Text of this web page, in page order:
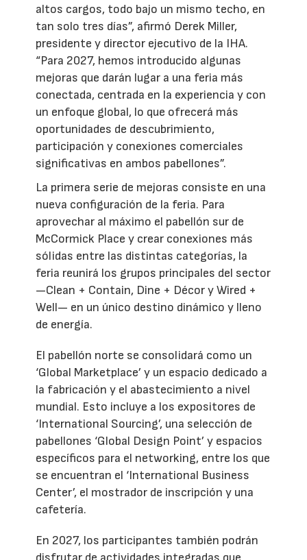
altos cargos, todo bajo un mismo techo, en
tan solo tres días”, afirmó Derek Miller,
presidente y director ejecutivo de la IHA.
“Para 2027, hemos introducido algunas
mejoras que darán lugar a una feria más
conectada, centrada en la experiencia y con
un enfoque global, lo que ofrecerá más
oportunidades de descubrimiento,
participación y conexiones comerciales
significativas en ambos pabellones”.
La primera serie de mejoras consiste en una
nueva configuración de la feria. Para
aprovechar al máximo el pabellón sur de
McCormick Place y crear conexiones más
sólidas entre las distintas categorías, la
feria reunirá los grupos principales del sector
—Clean + Contain, Dine + Décor y Wired +
Well— en un único destino dinámico y lleno
de energía.
El pabellón norte se consolidará como un
‘Global Marketplace’ y un espacio dedicado a
la fabricación y el abastecimiento a nivel
mundial. Esto incluye a los expositores de
‘International Sourcing’, una selección de
pabellones ‘Global Design Point’ y espacios
específicos para el networking, entre los que
se encuentran el ‘International Business
Center’, el mostrador de inscripción y una
cafetería.
En 2027, los participantes también podrán